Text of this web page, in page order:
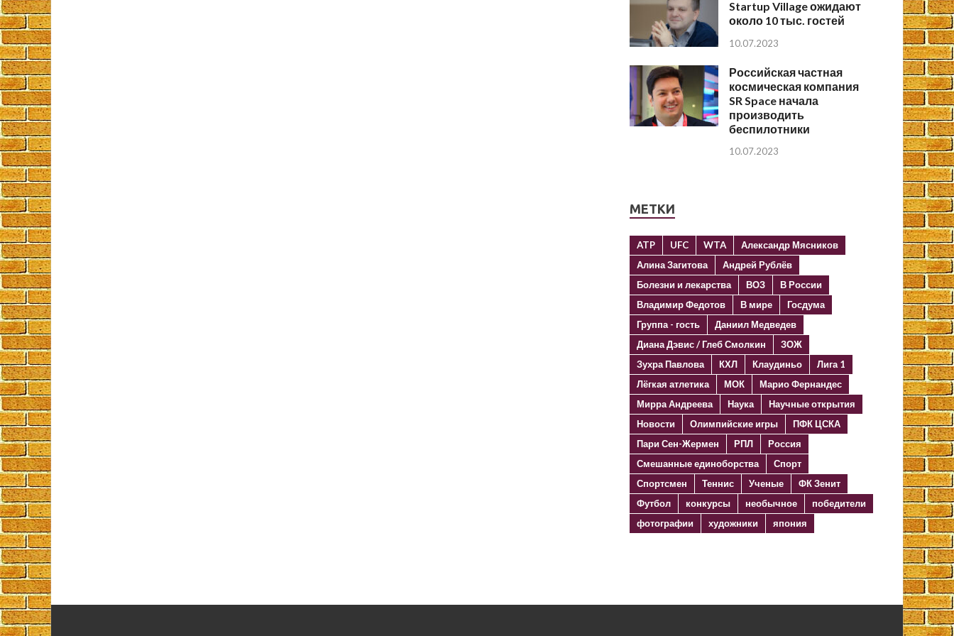
Startup Village ожидают
около 10 тыс. гостей
10.07.2023
Российская частная
космическая компания
SR Space начала
производить
беспилотники
10.07.2023
МЕТКИ
ATP UFC WTA
Александр Мясников
Алина Загитова
Андрей Рублёв
Болезни и лекарства
ВОЗ
В России
Владимир Федотов
В мире
Госдума
Группа - гость
Даниил Медведев
Диана Дэвис / Глеб Смолкин
ЗОЖ
Зухра Павлова
КХЛ Клаудиньо
Лига 1
Лёгкая атлетика
МОК
Марио Фернандес
Мирра Андреева
Наука
Научные открытия
Новости
Олимпийские игры
ПФК ЦСКА
Пари Сен-Жермен
РПЛ
Россия
Смешанные единоборства
Спорт
Спортсмен
Теннис Ученые
ФК Зенит
Футбол
конкурсы необычное
победители
фотографии
художники япония